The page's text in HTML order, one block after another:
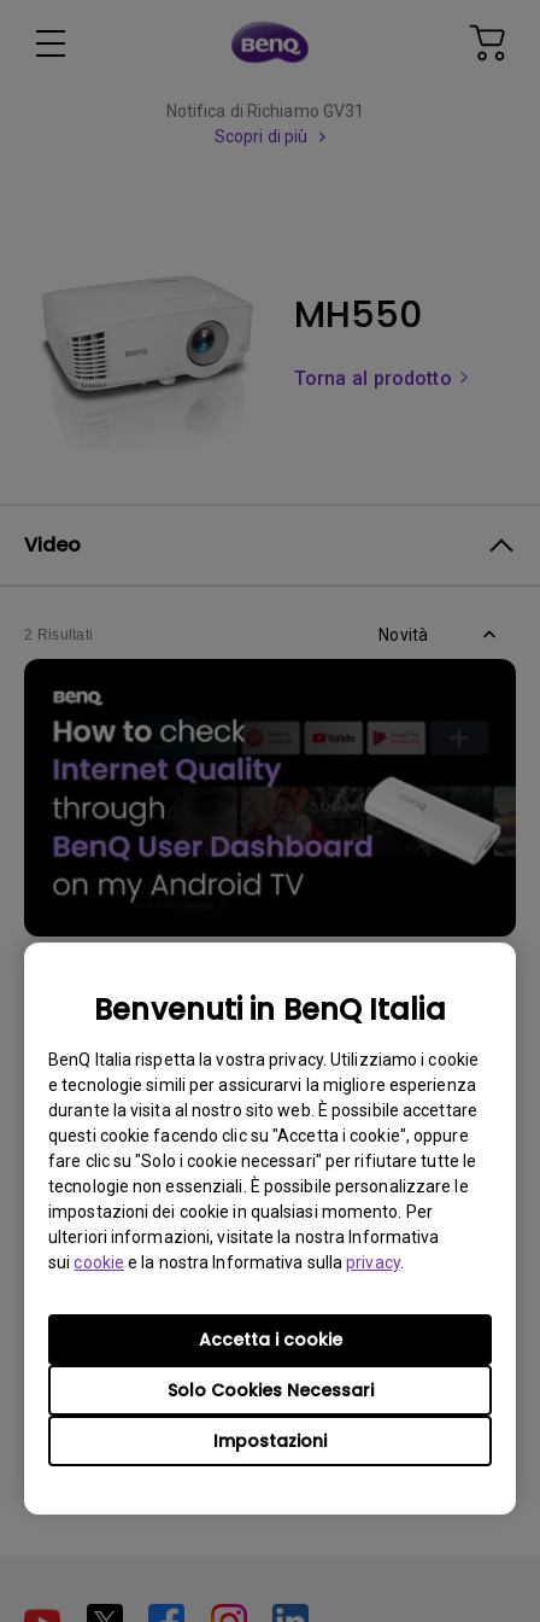
Benvenuti in BenQ Italia
BenQ Italia rispetta la vostra privacy. Utilizziamo i cookie
e tecnologie simili per assicurarvi la migliore esperienza
durante la visita al nostro sito web. È possibile accettare
questi cookie facendo clic su "Accetta i cookie", oppure
fare clic su "Solo i cookie necessari" per rifiutare tutte le
tecnologie non essenziali. È possibile personalizzare le
impostazioni dei cookie in qualsiasi momento. Per
ulteriori informazioni, visitate la nostra Informativa
suicookie e la nostra Informativa sullaprivacy.
Impostazioni
Solo Cookies Necessari
Accetta i cookie
Notifica di Richiamo GV31
Scopri di più
MH550
Torna al prodotto
Video
2 Risultati Novità
inaspettatamente sulla mia Android TV e il
principale. Come posso risolvere questo
problema?
22/10/2024
Non posso utilizzare il telecomando della
chiavetta Android TV per controllare il sistema
risolverlo?